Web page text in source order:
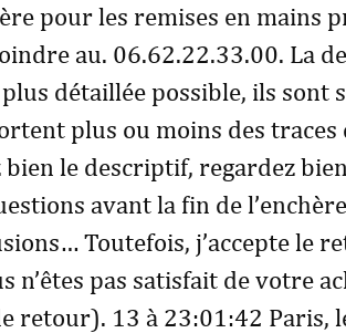
pour les remises en mains
au. 06.62.22.33.00. La
détaillée possible, ils sont
plus ou moins des traces
bien le descriptif, regardez
avant la fin de
Toutefois, j’accepte le
n’êtes pas satisfait de votre
retour). 13 à 23:01:42 Paris,